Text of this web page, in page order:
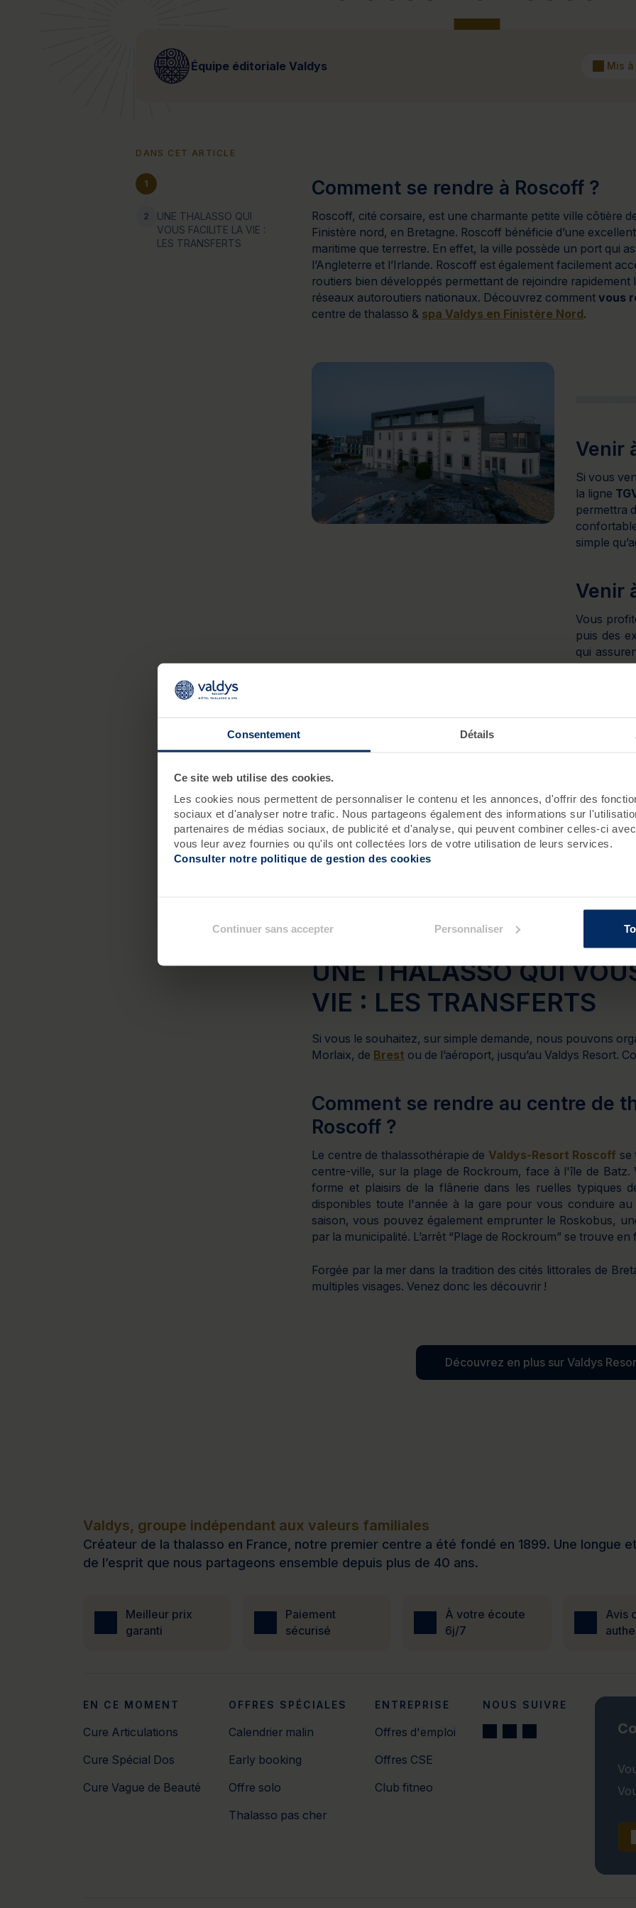
Consentement Détails
Ce site web utilise des cookies.
Les cookies nous permettent de personnaliser le contenu et les annonces, d'offrir des
sociaux et d'analyser notre trafic. Nous partageons également des informations sur
partenaires de médias sociaux, de publicité et d'analyse, qui peuvent combiner celles-ci
vous leur avez fournies ou qu'ils ont collectées lors de votre utilisation de leurs services.
Consulter notre politique de gestion des cookies
Continuer sans accepter Personnaliser
Mini-cure 3 à 5 jours
Équipe éditoriale Valdys Mis
DANS CET ARTICLE
1
2
UNE THALASSO QUI
VOUS FACILITE LA VIE :
LES TRANSFERTS
Comment se rendre à Roscoff ?
Roscoff, cité corsaire, est une charmante petite ville côtière
Finistère nord, en Bretagne. Roscoff bénéficie d’une
maritime que terrestre. En effet, la ville possède un port qui
l’Angleterre et l’Irlande. Roscoff est également facilement
routiers bien développés permettant de rejoindre rapidement
réseaux autoroutiers nationaux. Découvrez commentvous
centre de thalasso & spa Valdys en Finistère Nord.
Venir
Si vous
la ligne
permettra
simple
Venir
Vous
puis des
qui
Un trajet
voiture)
destination
un peu
liaisons
UNE THALASSO QUI
VIE : LES TRANSFERTS
Si vous le souhaitez, sur simple demande, nous pouvons
Morlaix, de Brest ou de l’aéroport, jusqu’au Valdys Resort.
Comment se rendre au centre de
Roscoff ?
Le centre de thalassothérapie de Valdys-Resort Roscoff se
centre-ville, sur la plage de Rockroum, face à l'île de Batz.
forme et plaisirs de la flânerie dans les ruelles typiques
disponibles toute l'année à la gare pour vous conduire
saison, vous pouvez également emprunter le Roskobus,
par la municipalité. L’arrêt “Plage de Rockroum” se trouve
Forgée par la mer dans la tradition des cités littorales de
multiples visages. Venez donc les découvrir !
Découvrez en plus sur Valdys
Valdys, groupe indépendant aux valeurs familiales
Créateur de la thalasso en France, notre premier centre a été fondé en 1899. Une longue
de l’esprit que nous partageons ensemble depuis plus de 40 ans.
Meilleur prix
garanti
Paiement
sécurisé
À votre écoute
6j/7
Avis
EN CE MOMENT
Cure Articulations
Cure Spécial Dos
Cure Vague de Beauté
OFFRES SPÉCIALES
Calendrier malin
Early booking
Offre solo
Thalasso pas cher
ENTREPRISE
Offres d'emploi
Offres CSE
Club fitneo
NOUS SUIVRE